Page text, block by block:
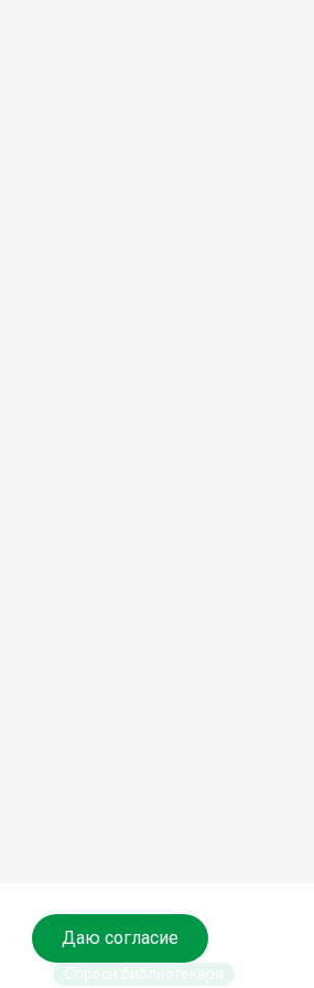
Даю согласие
Спроси библиотекаря